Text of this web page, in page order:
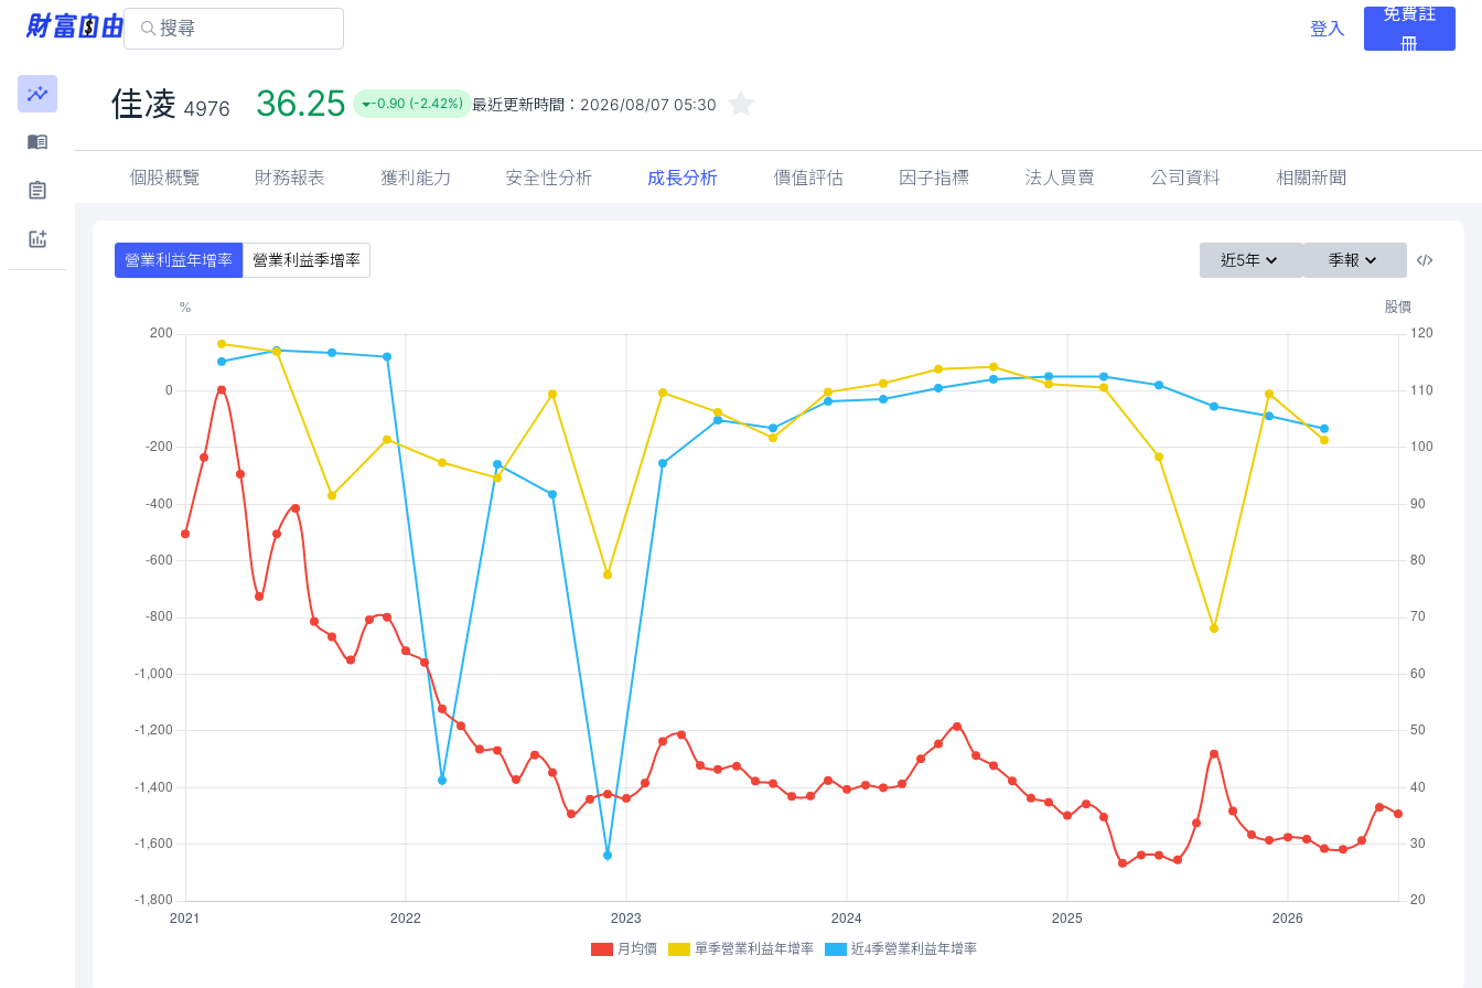
登入
免費註
冊
佳凌 4976 36.25 -0.90 (-2.42%) 最近更新時間： 2026/08/07 05:30
個股概覽 財務報表 獲利能力 安全性分析 成長分析 價值評估 因子指標 法人買賣 公司資料 相關新聞
營業利益年增率 營業利益季增率 近5年 季報
月均價 單季營業利益年增率 近4季營業利益年增率